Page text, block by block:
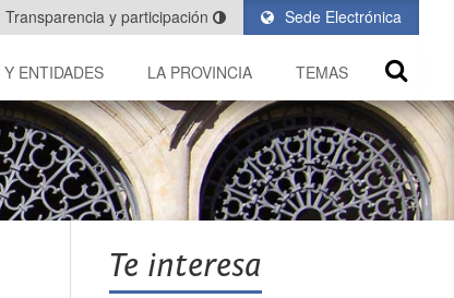
Sede Electrónica
Transparencia y participación
ENTIDADES LA PROVINCIA TEMAS
Te interesa